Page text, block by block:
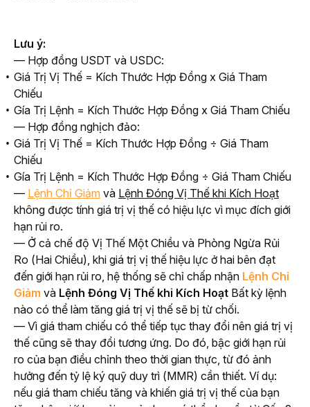
Lưu ý:
— Hợp đồng USDT và USDC:
Giá Trị Vị Thế = Kích Thước Hợp Đồng x Giá Tham
Chiếu
Gía Trị Lệnh = Kích Thước Hợp Đồng x Giá Tham Chiếu
— Hợp đồng nghịch đảo:
Giá Trị Vị Thế = Kích Thước Hợp Đồng ÷ Giá Tham
Chiếu
Gía Trị Lệnh = Kích Thước Hợp Đồng ÷ Giá Tham Chiếu
— Lệnh Chỉ Giảm và Lệnh Đóng Vị Thế khi Kích Hoạt
không được tính giá trị vị thế có hiệu lực vì mục đích giới
hạn rủi ro.
— Ở cả chế độ Vị Thế Một Chiều và Phòng Ngừa Rủi
Ro (Hai Chiều), khi giá trị vị thế hiệu lực ở hai bên đạt
đến giới hạn rủi ro, hệ thống sẽ chỉ chấp nhận Lệnh Chỉ
Giảm và Lệnh Đóng Vị Thế khi Kích Hoạt Bất kỳ lệnh
nào có thể làm tăng giá trị vị thế sẽ bị từ chối.
— Vì giá tham chiếu có thể tiếp tục thay đổi nên giá trị vị
thế cũng sẽ thay đổi tương ứng. Do đó, bậc giới hạn rủi
ro của bạn điều chỉnh theo thời gian thực, từ đó ảnh
hưởng đến tỷ lệ ký quỹ duy trì (MMR) cần thiết. Ví dụ:
nếu giá tham chiếu tăng và khiến giá trị vị thế của bạn